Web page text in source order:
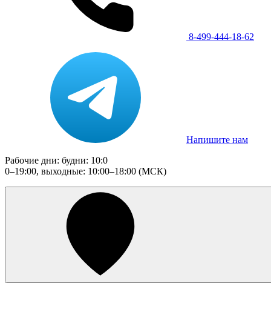
8-499-444-18-62
Напишите нам
Рабочие дни: будни: 10:0
0–19:00, выходные: 10:00–18:00 (МСК)